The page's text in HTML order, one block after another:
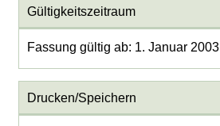
Gültigkeitszeitraum
Fassung gültig ab: 1. Januar 2003
Drucken/Speichern